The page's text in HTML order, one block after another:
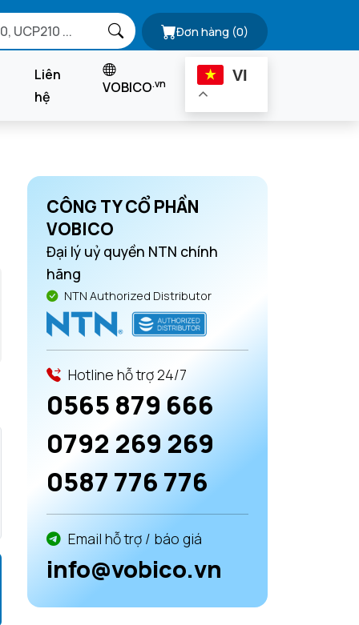
Đơn hàng (0)
Liên
hệ
VOBICO.vn VI
CÔNG TY CỔ PHẦN
VOBICO
Đại lý uỷ quyền NTN chính
hãng
NTN Authorized Distributor
Hotline hỗ trợ 24/7
0565 879 666
0792 269 269
0587 776 776
Email hỗ trợ / báo giá
info@vobico.vn